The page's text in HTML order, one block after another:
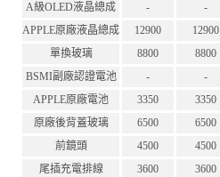
A級OLED液晶總成
- -
APPLE原廠液晶總成
12900 12900
單換玻璃
8800 8800
BSMI副廠認證電池
- -
APPLE原廠電池
3350 3350
原廠後背蓋玻璃
6500 6500
前鏡頭
4500 4500
尾插充電排線
3600 3600